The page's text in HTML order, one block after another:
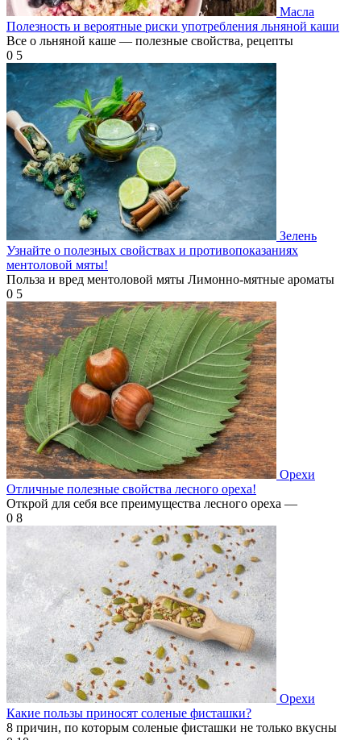
Масла
Полезность и вероятные риски употребления льняной каши
Все о льняной каше — полезные свойства, рецепты
0 5
Зелень
Узнайте о полезных свойствах и противопоказаниях
ментоловой мяты!
Польза и вред ментоловой мяты Лимонно-мятные ароматы
0 5
Орехи
Отличные полезные свойства лесного ореха!
Открой для себя все преимущества лесного ореха —
0 8
Орехи
Какие пользы приносят соленые фисташки?
8 причин, по которым соленые фисташки не только вкусны